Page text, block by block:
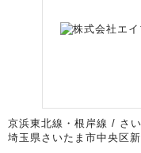
京浜東北線・根岸線 / さ
埼玉県さいたま市中央区